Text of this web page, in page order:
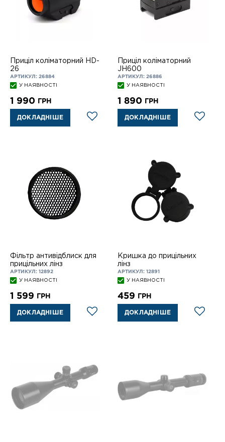
Приціл коліматорний HD-
26
АРТИКУЛ: 26884
У НАЯВНОСТІ
1 990 ГРН
ДОКЛАДНІШЕ
Приціл коліматорний
JH600
АРТИКУЛ: 26886
У НАЯВНОСТІ
1 890 ГРН
ДОКЛАДНІШЕ
Фільтр антивідблиск для
прицільних лінз
АРТИКУЛ: 12892
У НАЯВНОСТІ
1 599 ГРН
ДОКЛАДНІШЕ
Кришка до прицільних
лінз
АРТИКУЛ: 12891
У НАЯВНОСТІ
459 ГРН
ДОКЛАДНІШЕ